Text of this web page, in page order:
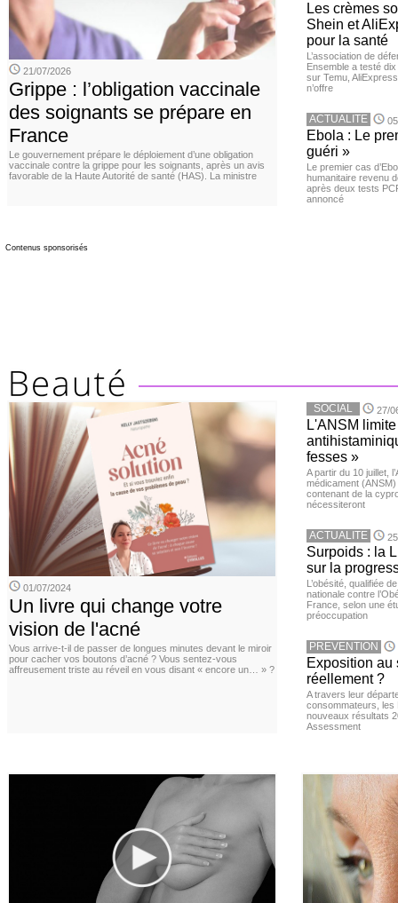
21/07/2026
Grippe : l’obligation vaccinale
des soignants se prépare en
France
Le gouvernement prépare le déploiement d’une obligation
vaccinale contre la grippe pour les soignants, après un avis
favorable de la Haute Autorité de santé (HAS). La ministre
Les crèmes
Shein et
pour la santé
L’association de
Ensemble a testé
sur Temu,
n’offre
ACTUALITE
Ebola : Le
guéri »
Le premier cas
humanitaire revenu
après deux tests
annoncé
Contenus sponsorisés
01/07/2024
Un livre qui change votre
vision de l'acné
Vous arrive-t-il de passer de longues minutes devant le miroir
pour cacher vos boutons d’acné ? Vous sentez-vous
affreusement triste au réveil en vous disant « encore un… » ?
SOCIAL 27/
L'ANSM
fesses »
A partir du 10 juillet,
médicament
contenant de la
nécessiteront
ACTUALITE
Surpoids : la
sur la
L’obésité, qualifiée
nationale contre
France, selon une
préoccupation
PREVENTION
Exposition au
réellement ?
A travers leur
consommateurs, les
nouveaux résultats
Assessment